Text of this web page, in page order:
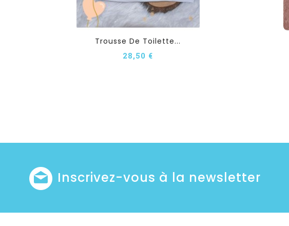
Trousse De Toilette...
28,50 €
Inscrivez-vous à la newsletter